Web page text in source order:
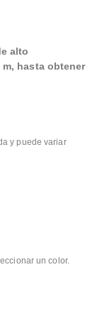
alto
m, hasta obtener
y puede variar
un color.